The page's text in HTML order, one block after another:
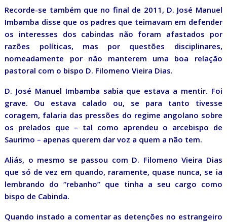
Recorde-se também que no final de 2011, D. José Manuel
Imbamba disse que os padres que teimavam em defender
os interesses dos cabindas não foram afastados por
razões políticas, mas por questões disciplinares,
nomeadamente por não manterem uma boa relação
pastoral com o bispo D. Filomeno Vieira Dias.
D. José Manuel Imbamba sabia que estava a mentir. Foi
grave. Ou estava calado ou, se para tanto tivesse
coragem, falaria das pressões do regime angolano sobre
os prelados que – tal como aprendeu o arcebispo de
Saurimo – apenas querem dar voz a quem a não tem.
Aliás, o mesmo se passou com D. Filomeno Vieira Dias
que só de vez em quando, raramente, quase nunca, se ia
lembrando do “rebanho” que tinha a seu cargo como
bispo de Cabinda.
Quando instado a comentar as detenções no estrangeiro